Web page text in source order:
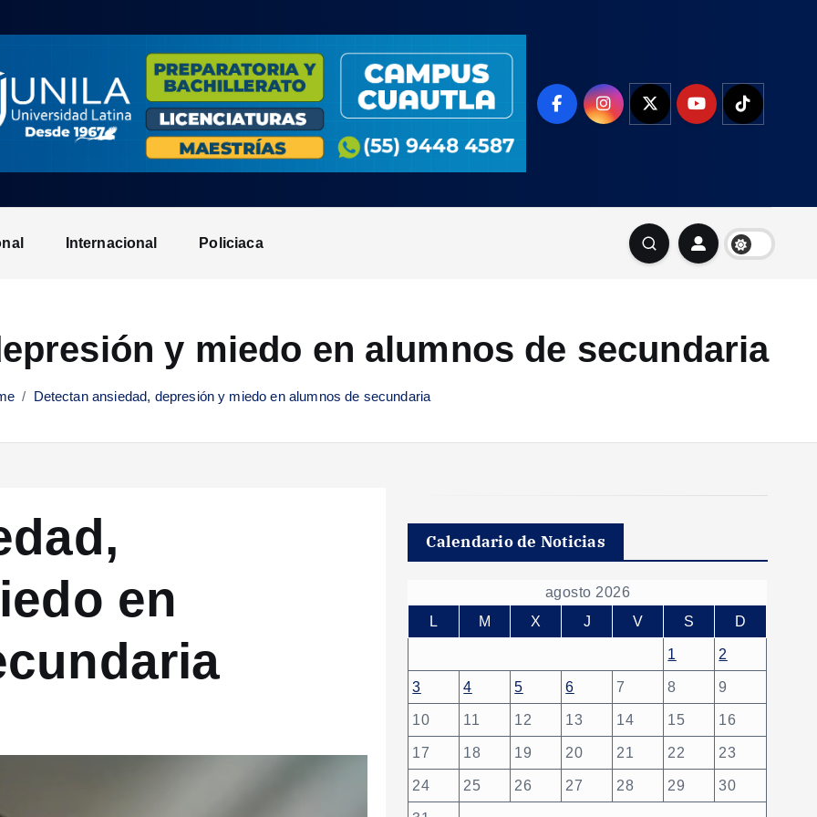
Internacional Policiaca
y miedo en alumnos de secundaria
Detectan ansiedad, depresión y miedo en alumnos de secundaria
en
Calendario de Noticias
agosto 2026
L
M X J V S D
1 2
3 4 5 6 7 8 9
10 11 12 13 14 15 16
17 18 19 20 21 22 23
24 25 26 27 28 29 30